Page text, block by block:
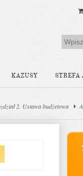
KAZUSY STREFA
2. Ustawa budżetowa